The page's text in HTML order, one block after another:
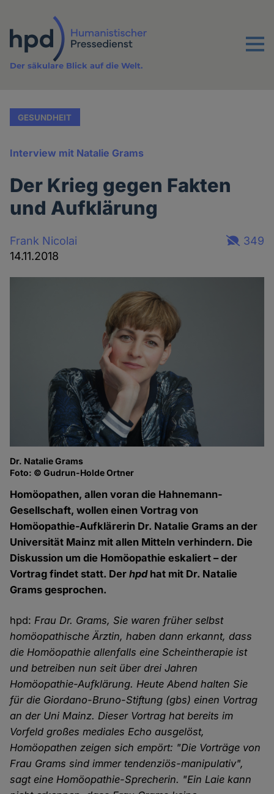
Inhalt
Menu
Der säkulare Blick auf die Welt.
GESUNDHEIT
Interview mit Natalie Grams
Der Krieg gegen Fakten
und Aufklärung
Frank Nicolai
14.11.2018
349
Dr. Natalie Grams
Foto: © Gudrun-Holde Ortner
Homöopathen, allen voran die Hahnemann-
Gesellschaft, wollen einen Vortrag von
Homöopathie-Aufklärerin Dr. Natalie Grams an der
Universität Mainz mit allen Mitteln verhindern. Die
Diskussion um die Homöopathie eskaliert – der
Vortrag findet statt. Derhpdhat mit Dr. Natalie
Grams gesprochen.
hpd:Frau Dr. Grams, Sie waren früher selbst
homöopathische Ärztin, haben dann erkannt, dass
die Homöopathie allenfalls eine Scheintherapie ist
und betreiben nun seit über drei Jahren
Homöopathie-Aufklärung. Heute Abend halten Sie
für die Giordano-Bruno-Stiftung (gbs) einen Vortrag
an der Uni Mainz. Dieser Vortrag hat bereits im
Vorfeld großes mediales Echo ausgelöst,
Homöopathen zeigen sich empört: "Die Vorträge von
Frau Grams sind immer tendenziös-manipulativ",
sagt eine Homöopathie-Sprecherin. "Ein Laie kann